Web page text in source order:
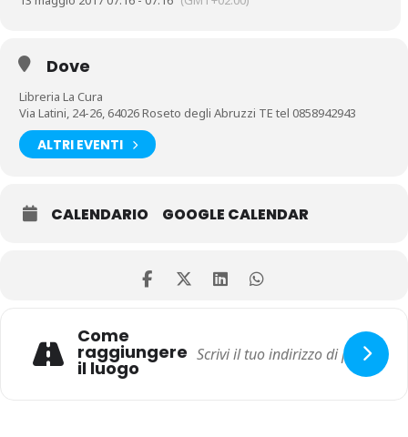
Dove
Libreria La Cura
Via Latini, 24-26, 64026 Roseto degli Abruzzi TE tel 0858942943
ALTRI EVENTI
CALENDARIO GOOGLE CALENDAR
Come
raggiungere
il luogo